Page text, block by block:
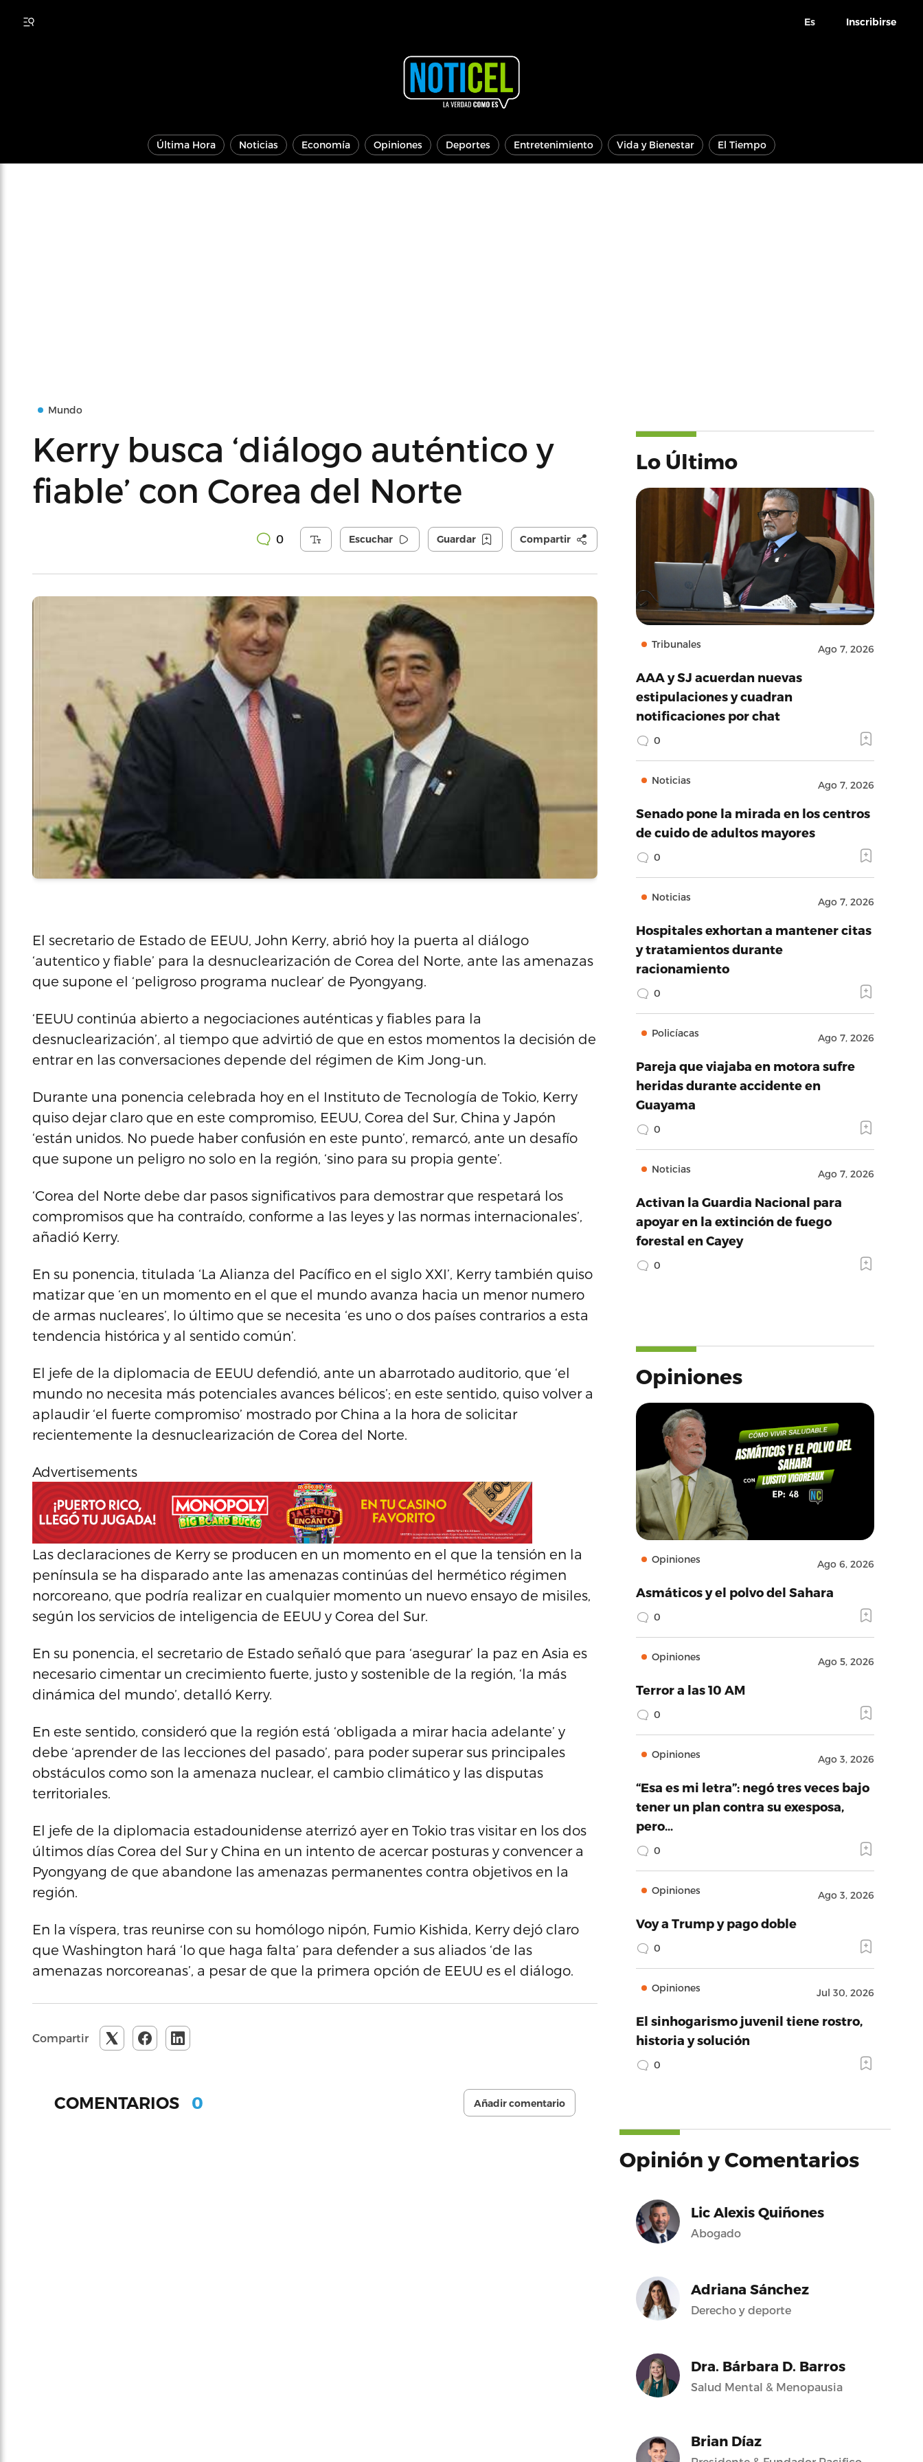
Es Inscribirse
Última Hora Noticias Economía Opiniones Deportes Entretenimiento Vida y Bienestar El Tiempo
Mundo
Kerry busca ‘diálogo auténtico y
fiable’ con Corea del Norte
0 Escuchar Guardar Compartir
El secretario de Estado de EEUU, John Kerry, abrió hoy la puerta al diálogo
‘autentico y fiable’ para la desnuclearización de Corea del Norte, ante las amenazas
que supone el ‘peligroso programa nuclear’ de Pyongyang.
‘EEUU continúa abierto a negociaciones auténticas y fiables para la
desnuclearización’, al tiempo que advirtió de que en estos momentos la decisión de
entrar en las conversaciones depende del régimen de Kim Jong-un.
Durante una ponencia celebrada hoy en el Instituto de Tecnología de Tokio, Kerry
quiso dejar claro que en este compromiso, EEUU, Corea del Sur, China y Japón
‘están unidos. No puede haber confusión en este punto’, remarcó, ante un desafío
que supone un peligro no solo en la región, ‘sino para su propia gente’.
‘Corea del Norte debe dar pasos significativos para demostrar que respetará los
compromisos que ha contraído, conforme a las leyes y las normas internacionales’,
añadió Kerry.
En su ponencia, titulada ‘La Alianza del Pacífico en el siglo XXI’, Kerry también quiso
matizar que ‘en un momento en el que el mundo avanza hacia un menor numero
de armas nucleares’, lo último que se necesita ‘es uno o dos países contrarios a esta
tendencia histórica y al sentido común’.
El jefe de la diplomacia de EEUU defendió, ante un abarrotado auditorio, que ‘el
mundo no necesita más potenciales avances bélicos’; en este sentido, quiso volver a
aplaudir ‘el fuerte compromiso’ mostrado por China a la hora de solicitar
recientemente la desnuclearización de Corea del Norte.
Advertisements
Las declaraciones de Kerry se producen en un momento en el que la tensión en la
península se ha disparado ante las amenazas continúas del hermético régimen
norcoreano, que podría realizar en cualquier momento un nuevo ensayo de misiles,
según los servicios de inteligencia de EEUU y Corea del Sur.
En su ponencia, el secretario de Estado señaló que para ‘asegurar’ la paz en Asia es
necesario cimentar un crecimiento fuerte, justo y sostenible de la región, ‘la más
dinámica del mundo’, detalló Kerry.
En este sentido, consideró que la región está ‘obligada a mirar hacia adelante’ y
debe ‘aprender de las lecciones del pasado’, para poder superar sus principales
obstáculos como son la amenaza nuclear, el cambio climático y las disputas
territoriales.
El jefe de la diplomacia estadounidense aterrizó ayer en Tokio tras visitar en los dos
últimos días Corea del Sur y China en un intento de acercar posturas y convencer a
Pyongyang de que abandone las amenazas permanentes contra objetivos en la
región.
En la víspera, tras reunirse con su homólogo nipón, Fumio Kishida, Kerry dejó claro
que Washington hará ‘lo que haga falta’ para defender a sus aliados ‘de las
amenazas norcoreanas’, a pesar de que la primera opción de EEUU es el diálogo.
Compartir
COMENTARIOS 0 Añadir comentario
Lo Último
Tribunales Ago 7, 2026
AAA y SJ acuerdan nuevas
estipulaciones y cuadran
notificaciones por chat
0
Noticias Ago 7, 2026
Senado pone la mirada en los centros
de cuido de adultos mayores
0
Noticias Ago 7, 2026
Hospitales exhortan a mantener citas
y tratamientos durante
racionamiento
0
Policíacas Ago 7, 2026
Pareja que viajaba en motora sufre
heridas durante accidente en
Guayama
0
Noticias Ago 7, 2026
Activan la Guardia Nacional para
apoyar en la extinción de fuego
forestal en Cayey
0
Opiniones
Opiniones Ago 6, 2026
Asmáticos y el polvo del Sahara
0
Opiniones Ago 5, 2026
Terror a las 10 AM
0
Opiniones Ago 3, 2026
“Esa es mi letra”: negó tres veces bajo
tener un plan contra su exesposa,
pero…
0
Opiniones Ago 3, 2026
Voy a Trump y pago doble
0
Opiniones Jul 30, 2026
El sinhogarismo juvenil tiene rostro,
historia y solución
0
Opinión y Comentarios
Lic Alexis Quiñones
Abogado
Adriana Sánchez
Derecho y deporte
Dra. Bárbara D. Barros
Salud Mental & Menopausia
Brian Díaz